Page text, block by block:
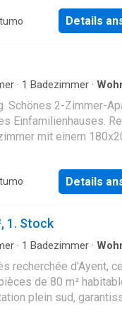
Situation:
à quelques pas de
trouve à 10 minutes,
Un tea-room
un resta
bureau ou dressing \-
WC \- Un WC
Details
· 1 Badezimmer ·
Schönes 2-Zimmer-
Einfamilienhauses.
mit einem
mit Badewanne,
Wohnzimmer
Schöne Terrasse
Details
1. Stock
· 1 Badezimmer ·
recherchée d'Ayent,
de 80 m²
plein sud,